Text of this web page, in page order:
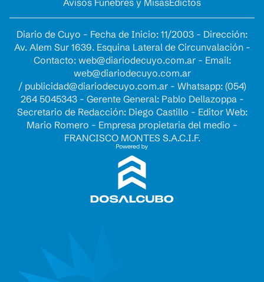
Avisos Fúnebres y MisasEdictos
Diario de Cuyo - Fecha de Inicio: 11/2003 - Dirección:
Av. Alem Sur 1639. Esquina Lateral de Circunvalación -
Contacto: web@diariodecuyo.com.ar- Email:
web@diariodecuyo.com.ar
/ publicidad@diariodecuyo.com.ar- Whatsapp: (054)
264 5045343 - Gerente General: Pablo Dellazoppa -
Secretario de Redacción: Diego Castillo - Editor Web:
Mario Romero - Empresa propietaria del medio -
FRANCISCO MONTES S.A.C.I.F.